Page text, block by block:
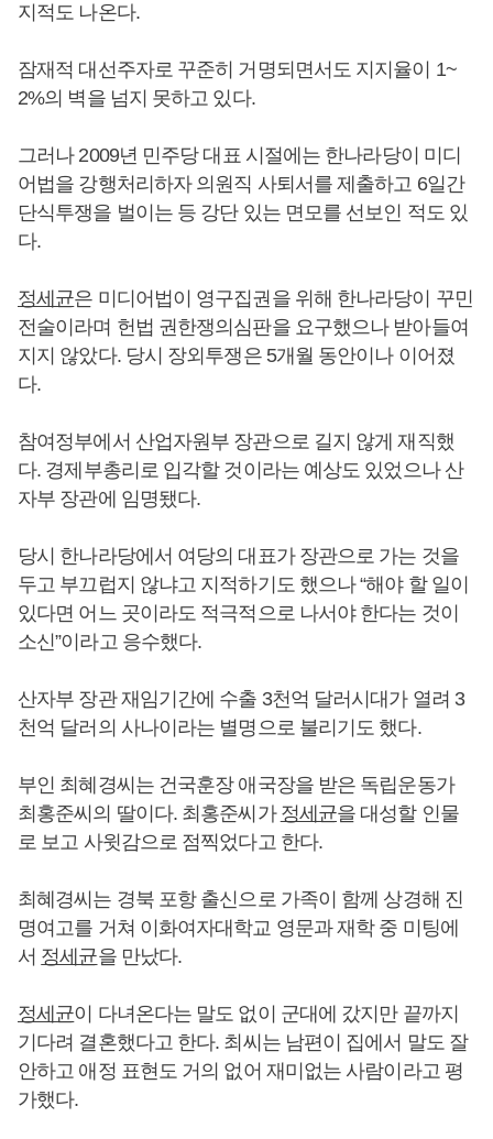
지적도 나온다.
잠재적 대선주자로 꾸준히 거명되면서도 지지율이 1~
2%의 벽을 넘지 못하고 있다.
그러나 2009년 민주당 대표 시절에는 한나라당이 미디
어법을 강행처리하자 의원직 사퇴서를 제출하고 6일간
단식투쟁을 벌이는 등 강단 있는 면모를 선보인 적도 있
다.
정세균은 미디어법이 영구집권을 위해 한나라당이 꾸민
전술이라며 헌법 권한쟁의심판을 요구했으나 받아들여
지지 않았다. 당시 장외투쟁은 5개월 동안이나 이어졌
다.
참여정부에서 산업자원부 장관으로 길지 않게 재직했
다. 경제부총리로 입각할 것이라는 예상도 있었으나 산
자부 장관에 임명됐다.
당시 한나라당에서 여당의 대표가 장관으로 가는 것을
두고 부끄럽지 않냐고 지적하기도 했으나 “해야 할 일이
있다면 어느 곳이라도 적극적으로 나서야 한다는 것이
소신”이라고 응수했다.
산자부 장관 재임기간에 수출 3천억 달러시대가 열려 3
천억 달러의 사나이라는 별명으로 불리기도 했다.
부인 최혜경씨는 건국훈장 애국장을 받은 독립운동가
최홍준씨의 딸이다. 최홍준씨가 정세균을 대성할 인물
로 보고 사윗감으로 점찍었다고 한다.
최혜경씨는 경북 포항 출신으로 가족이 함께 상경해 진
명여고를 거쳐 이화여자대학교 영문과 재학 중 미팅에
서 정세균을 만났다.
정세균이 다녀온다는 말도 없이 군대에 갔지만 끝까지
기다려 결혼했다고 한다. 최씨는 남편이 집에서 말도 잘
안하고 애정 표현도 거의 없어 재미없는 사람이라고 평
가했다.